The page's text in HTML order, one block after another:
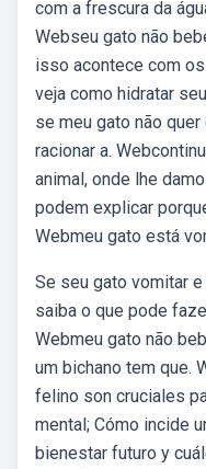
com a frescura da
Webseu gato não
isso acontece com
veja como hidratar
se meu gato não
racionar a.
animal, onde lhe
podem explicar
Webmeu gato está
Se seu gato vomitar
saiba o que pode
Webmeu gato não
um bichano tem que.
felino son cruciales
mental; Cómo incide
bienestar futuro y